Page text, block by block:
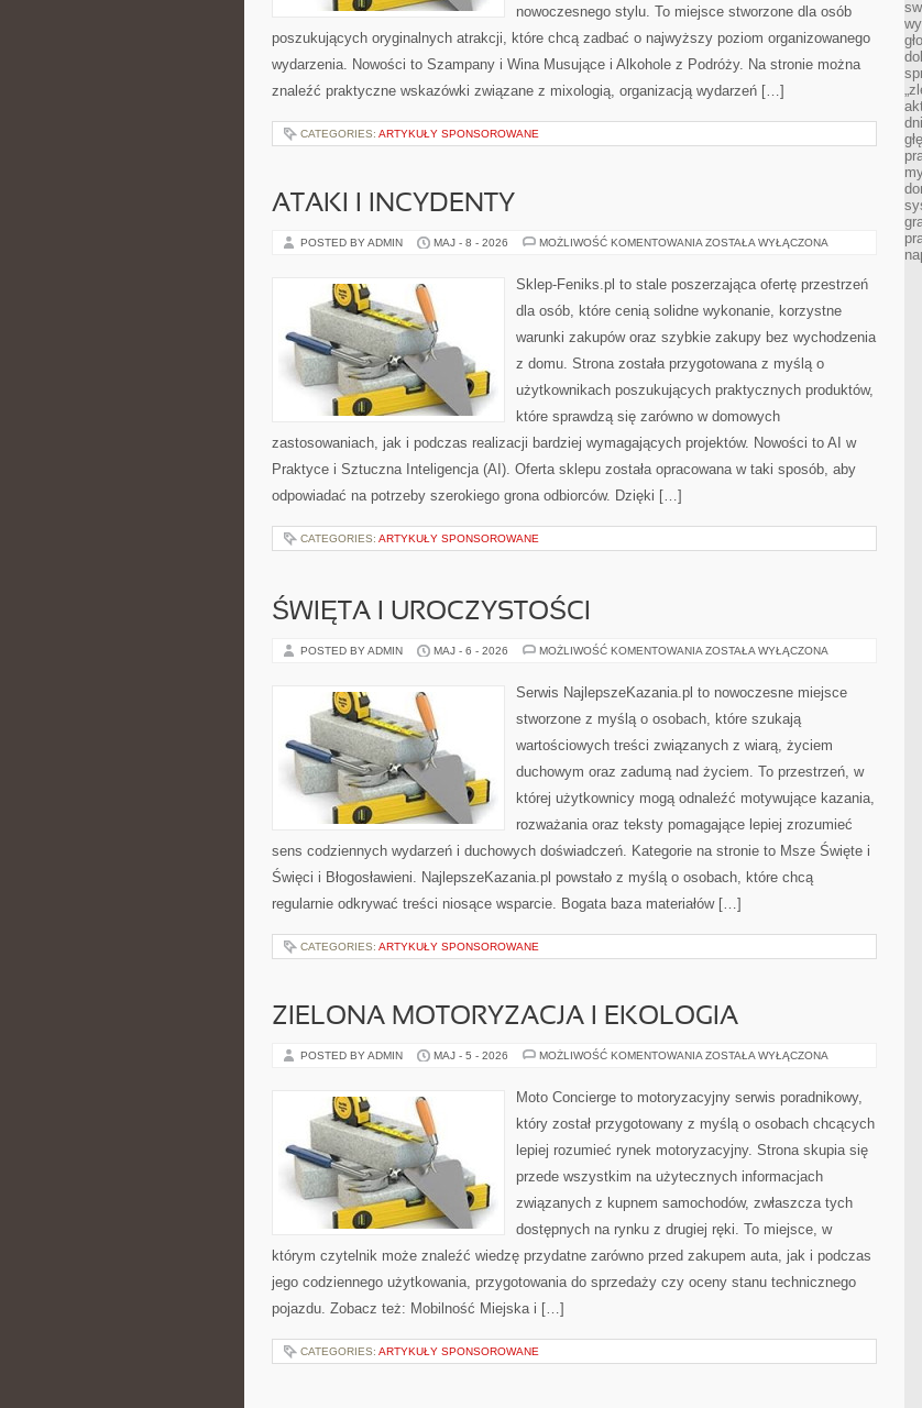
nowoczesnego stylu. To miejsce stworzone dla osób
poszukujących oryginalnych atrakcji, które chcą zadbać o najwyższy poziom organizowanego
wydarzenia. Nowości to Szampany i Wina Musujące i Alkohole z Podróży. Na stronie można
znaleźć praktyczne wskazówki związane z mixologią, organizacją wydarzeń […]
CATEGORIES: ARTYKUŁY SPONSOROWANE
ATAKI I INCYDENTY
POSTED BY ADMIN MAJ - 8 - 2026 MOŻLIWOŚĆ KOMENTOWANIA ATAKI
ZOSTAŁA WYŁĄCZONA
Sklep-Feniks.pl to stale poszerzająca ofertę przestrzeń
dla osób, które cenią solidne wykonanie, korzystne
warunki zakupów oraz szybkie zakupy bez wychodzenia
z domu. Strona została przygotowana z myślą o
użytkownikach poszukujących praktycznych produktów,
które sprawdzą się zarówno w domowych
zastosowaniach, jak i podczas realizacji bardziej wymagających projektów. Nowości to AI w
Praktyce i Sztuczna Inteligencja (AI). Oferta sklepu została opracowana w taki sposób, aby
odpowiadać na potrzeby szerokiego grona odbiorców. Dzięki […]
CATEGORIES: ARTYKUŁY SPONSOROWANE
ŚWIĘTA I UROCZYSTOŚCI
POSTED BY ADMIN MAJ - 6 - 2026 MOŻLIWOŚĆ KOMENTOWANIA ŚWIĘTA
ZOSTAŁA WYŁĄCZONA
Serwis NajlepszeKazania.pl to nowoczesne miejsce
stworzone z myślą o osobach, które szukają
wartościowych treści związanych z wiarą, życiem
duchowym oraz zadumą nad życiem. To przestrzeń, w
której użytkownicy mogą odnaleźć motywujące kazania,
rozważania oraz teksty pomagające lepiej zrozumieć
sens codziennych wydarzeń i duchowych doświadczeń. Kategorie na stronie to Msze Święte i
Święci i Błogosławieni. NajlepszeKazania.pl powstało z myślą o osobach, które chcą
regularnie odkrywać treści niosące wsparcie. Bogata baza materiałów […]
CATEGORIES: ARTYKUŁY SPONSOROWANE
ZIELONA MOTORYZACJA I EKOLOGIA
POSTED BY ADMIN MAJ - 5 - 2026 MOŻLIWOŚĆ KOMENTOWANIA ZIELONA
EKOLOGIA
ZOSTAŁA WYŁĄCZONA
Moto Concierge to motoryzacyjny serwis poradnikowy,
który został przygotowany z myślą o osobach chcących
lepiej rozumieć rynek motoryzacyjny. Strona skupia się
przede wszystkim na użytecznych informacjach
związanych z kupnem samochodów, zwłaszcza tych
dostępnych na rynku z drugiej ręki. To miejsce, w
którym czytelnik może znaleźć wiedzę przydatne zarówno przed zakupem auta, jak i podczas
jego codziennego użytkowania, przygotowania do sprzedaży czy oceny stanu technicznego
pojazdu. Zobacz też: Mobilność Miejska i […]
CATEGORIES: ARTYKUŁY SPONSOROWANE